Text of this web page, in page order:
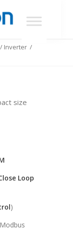
/ Inverter /
size
Loop
) ​